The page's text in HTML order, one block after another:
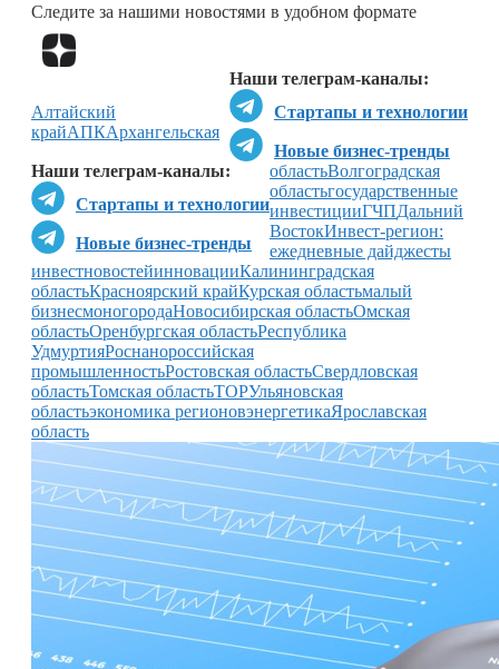
Следите за нашими новостями в удобном формате
Наши телеграм-каналы:
Стартапы и технологии
Новые бизнес-тренды
Наши телеграм-каналы:
Стартапы и технологии
Новые бизнес-тренды
Алтайский
крайАПКАрхангельская
областьВолгоградская
областьгосударственные
инвестицииГЧПДальний
ВостокИнвест-регион:
ежедневные дайджесты
инвестновостейинновацииКалининградская
областьКрасноярский крайКурская областьмалый
бизнесмоногородаНовосибирская областьОмская
областьОренбургская областьРеспублика
УдмуртияРоснанороссийская
промышленностьРостовская областьСвердловская
областьТомская областьТОРУльяновская
областьэкономика регионовэнергетикаЯрославская
область